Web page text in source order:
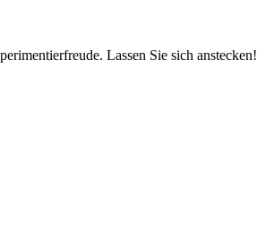
Lassen Sie sich anstecken!